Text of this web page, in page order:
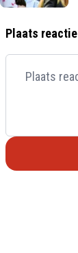
Plaats reactie